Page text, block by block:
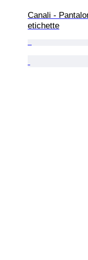
Canali -
etichette